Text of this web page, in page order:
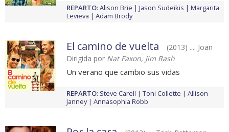
REPARTO: Alison Brie Jason Sudeikis
Margarita
Levieva
Adam Brody
El camino de vuelta
(2013) .... Joan
Dirigida por Nat Faxon, Jim Rash
Un verano que cambio sus vidas
REPARTO: Steve Carell Toni Collette
Allison
Janney
Annasophia Robb